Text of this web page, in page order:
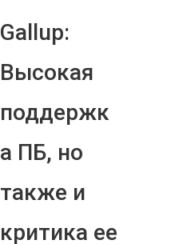
Gallup:
Высокая
поддержк
а ПБ, но
также и
критика ее